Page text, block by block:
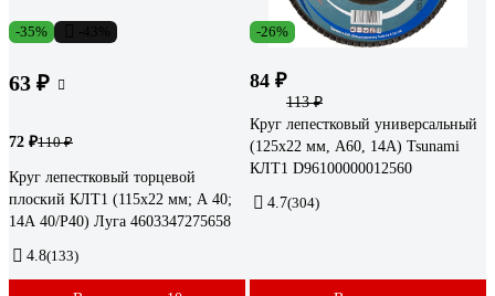
-35%
63 ₽
72 ₽110 ₽
Круг лепестковый торцевой
плоский КЛТ1 (115х22 мм; А 40;
14А 40/Р40) Луга 4603347275658
4.8(133)
-26%
84 ₽
113 ₽
Круг лепестковый универсальный
(125х22 мм, А60, 14А) Tsunami
КЛТ1 D96100000012560
4.7(304)